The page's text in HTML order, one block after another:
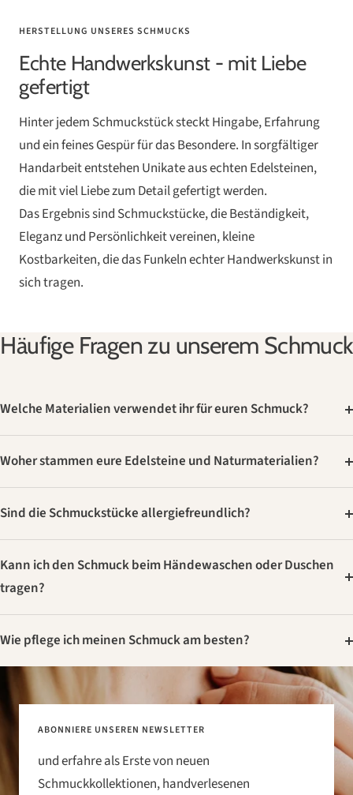
HERSTELLUNG UNSERES SCHMUCKS
Echte Handwerkskunst - mit Liebe
gefertigt
Hinter jedem Schmuckstück steckt Hingabe, Erfahrung
und ein feines Gespür für das Besondere. In sorgfältiger
Handarbeit entstehen Unikate aus echten Edelsteinen,
die mit viel Liebe zum Detail gefertigt werden.
Das Ergebnis sind Schmuckstücke, die Beständigkeit,
Eleganz und Persönlichkeit vereinen, kleine
Kostbarkeiten, die das Funkeln echter Handwerkskunst in
sich tragen.
Häufige Fragen zu unserem Schmuck
Welche Materialien verwendet ihr für euren Schmuck?
Woher stammen eure Edelsteine und Naturmaterialien?
Sind die Schmuckstücke allergiefreundlich?
Kann ich den Schmuck beim Händewaschen oder Duschen
tragen?
Wie pflege ich meinen Schmuck am besten?
ABONNIERE UNSEREN NEWSLETTER
und erfahre als Erste von neuen
Schmuckkollektionen, handverlesenen